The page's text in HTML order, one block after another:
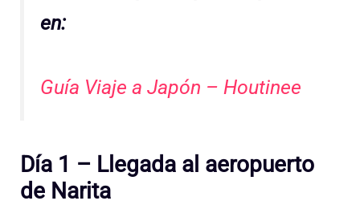
en:
Guía Viaje a Japón – Houtinee
Día 1 – Llegada al aeropuerto
de Narita